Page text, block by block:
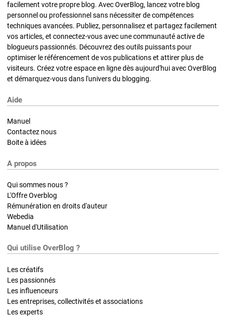
facilement votre propre blog. Avec OverBlog, lancez votre blog
personnel ou professionnel sans nécessiter de compétences
techniques avancées. Publiez, personnalisez et partagez facilement
vos articles, et connectez-vous avec une communauté active de
blogueurs passionnés. Découvrez des outils puissants pour
optimiser le référencement de vos publications et attirer plus de
visiteurs. Créez votre espace en ligne dès aujourd'hui avec OverBlog
et démarquez-vous dans l'univers du blogging.
Aide
Manuel
Contactez nous
Boite à idées
A propos
Qui sommes nous ?
L'Offre Overblog
Rémunération en droits d'auteur
Webedia
Manuel d'Utilisation
Qui utilise OverBlog ?
Les créatifs
Les passionnés
Les influenceurs
Les entreprises, collectivités et associations
Les experts